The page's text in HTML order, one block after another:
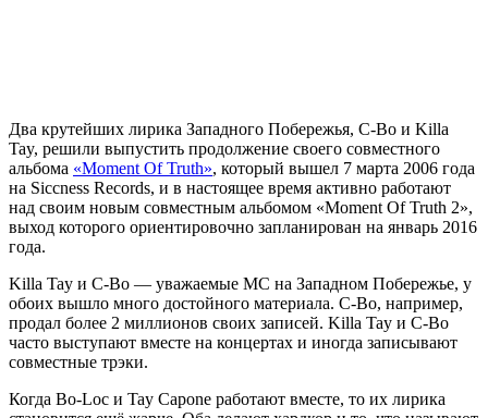
Два крутейших лирика Западного Побережья, C-Bo и Killa
Tay, решили выпустить продолжение своего совместного
альбома «Moment Of Truth», который вышел 7 марта 2006 года
на Siccness Records, и в настоящее время активно работают
над своим новым совместным альбомом «Moment Of Truth 2»,
выход которого ориентировочно запланирован на январь 2016
года.
Killa Tay и C-Bo — уважаемые МС на Западном Побережье, у
обоих вышло много достойного материала. C-Bo, например,
продал более 2 миллионов своих записей. Killa Tay и C-Bo
часто выступают вместе на концертах и иногда записывают
совместные трэки.
Когда Bo-Loc и Tay Capone работают вместе, то их лирика